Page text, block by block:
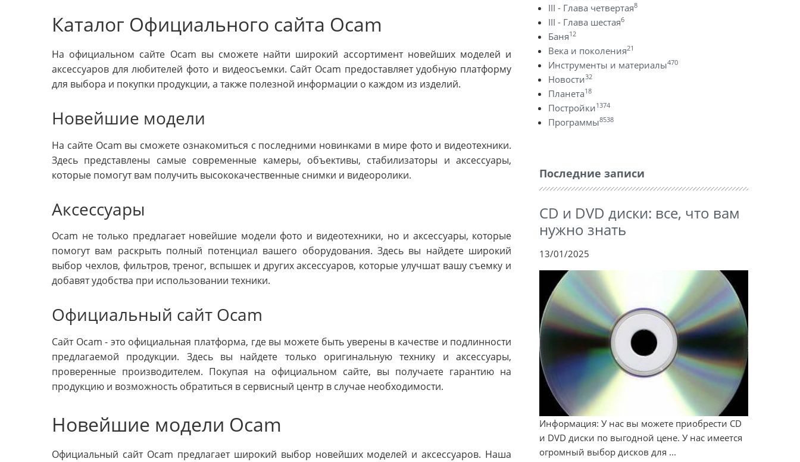
Каталог Официального сайта Ocam
На официальном сайте Ocam вы сможете найти широкий ассортимент новейших моделей и
аксессуаров для любителей фото и видеосъемки. Сайт Ocam предоставляет удобную платформу
для выбора и покупки продукции, а также полезной информации о каждом из изделий.
Новейшие модели
На сайте Ocam вы сможете ознакомиться с последними новинками в мире фото и видеотехники.
Здесь представлены самые современные камеры, объективы, стабилизаторы и аксессуары,
которые помогут вам получить высококачественные снимки и видеоролики.
Аксессуары
Ocam не только предлагает новейшие модели фото и видеотехники, но и аксессуары, которые
помогут вам раскрыть полный потенциал вашего оборудования. Здесь вы найдете широкий
выбор чехлов, фильтров, треног, вспышек и других аксессуаров, которые улучшат вашу съемку и
добавят удобства при использовании техники.
Официальный сайт Ocam
Сайт Ocam - это официальная платформа, где вы можете быть уверены в качестве и подлинности
предлагаемой продукции. Здесь вы найдете только оригинальную технику и аксессуары,
проверенные производителем. Покупая на официальном сайте, вы получаете гарантию на
продукцию и возможность обратиться в сервисный центр в случае необходимости.
Новейшие модели Ocam
Официальный сайт Ocam предлагает широкий выбор новейших моделей и аксессуаров. Наша
III - Глава четвертая8
III - Глава шестая6
Баня12
Века и поколения21
Инструменты и материалы470
Новости32
Планета18
Постройки1374
Программы8538
Последние записи
CD и DVD диски: все, что вам
нужно знать
13/01/2025
Информация: У нас вы можете приобрести CD
и DVD диски по выгодной цене. У нас имеется
огромный выбор дисков для ...